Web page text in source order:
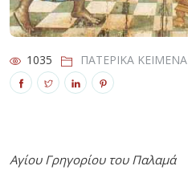
1035 ΠΑΤΕΡΙΚΑ ΚΕΙΜΕΝΑ
Αγίου Γρηγορίου του Παλαμά